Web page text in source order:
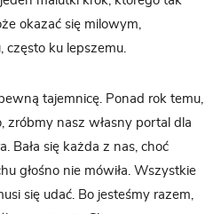
okazać się milowym,
ku lepszemu.
tajemnicę. Ponad rok temu,
zróbmy nasz własny portal dla
Bała się każda z nas, choć
głośno nie mówiła. Wszystkie
się udać. Bo jesteśmy razem,